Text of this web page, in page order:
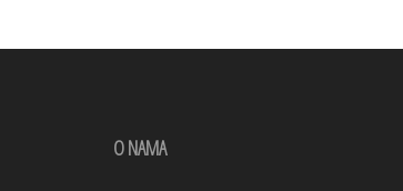
O NAMA